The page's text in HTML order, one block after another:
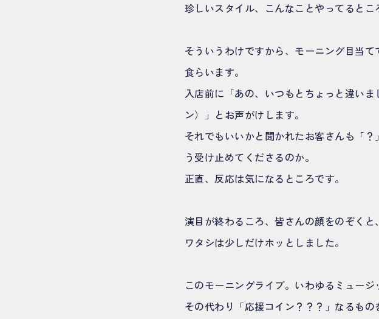
珍しいスタイル、こんなことやってるとこ
そういうわけですから、モーニング目当
食らいます。
入店前に「あの、いつもとちょっと違い
ン）」とお声がけします。
それでもいいかと聞かれたお客さんも「
う受け止めてくださるのか。
正直、反応は気になるところです。
演目が終わるころ、皆さんの顔をのぞく
ワタシは少しだけホッとしました。
このモーニングライブ。いわゆるミュー
その代わり「応援コイン？？？」なるもの